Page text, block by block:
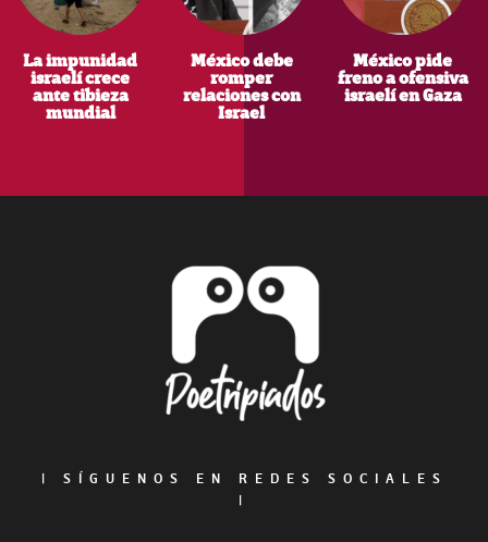
La impunidad
israelí crece
ante tibieza
mundial
México debe
romper
relaciones con
Israel
México pide
freno a ofensiva
israelí en Gaza
|
SÍGUENOS EN REDES SOCIALES
|